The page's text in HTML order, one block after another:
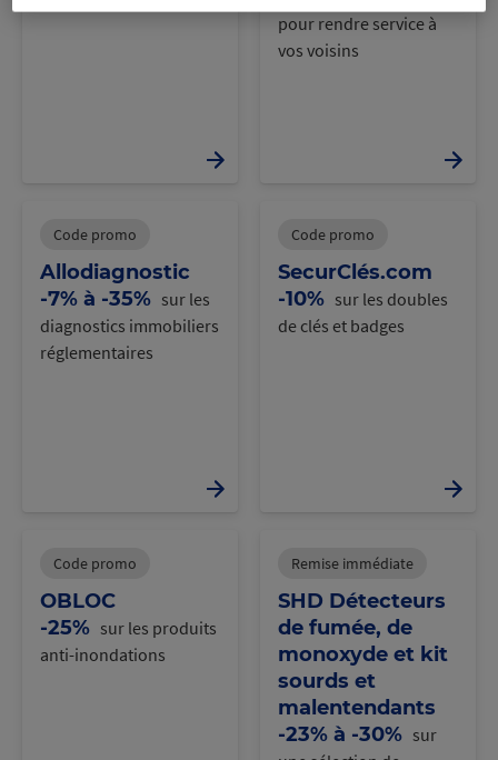
pour rendre service à
vos voisins
Code promo
Allodiagnostic
-7% à -35% sur les
diagnostics immobiliers
réglementaires
Code promo
SecurClés.com
-10% sur les doubles
de clés et badges
Code promo
OBLOC
-25% sur les produits
anti-inondations
Remise immédiate
SHD Détecteurs
de fumée, de
monoxyde et kit
sourds et
malentendants
-23% à -30% sur